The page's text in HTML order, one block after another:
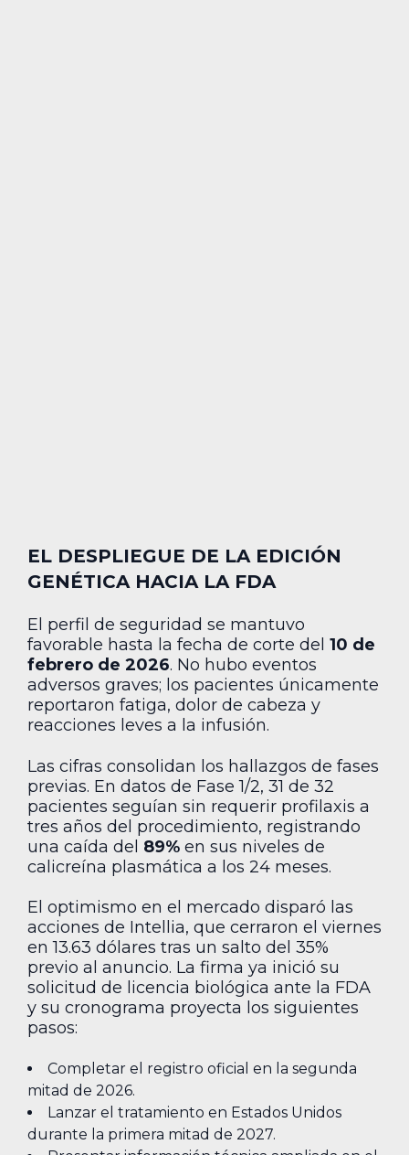
EL DESPLIEGUE DE LA EDICIÓN
GENÉTICA HACIA LA FDA
El perfil de seguridad se mantuvo
favorable hasta la fecha de corte del 10 de
febrero de 2026. No hubo eventos
adversos graves; los pacientes únicamente
reportaron fatiga, dolor de cabeza y
reacciones leves a la infusión.
Las cifras consolidan los hallazgos de fases
previas. En datos de Fase 1/2, 31 de 32
pacientes seguían sin requerir profilaxis a
tres años del procedimiento, registrando
una caída del 89% en sus niveles de
calicreína plasmática a los 24 meses.
El optimismo en el mercado disparó las
acciones de Intellia, que cerraron el viernes
en 13.63 dólares tras un salto del 35%
previo al anuncio. La firma ya inició su
solicitud de licencia biológica ante la FDA
y su cronograma proyecta los siguientes
pasos:
Completar el registro oficial en la segunda
mitad de 2026.
Lanzar el tratamiento en Estados Unidos
durante la primera mitad de 2027.